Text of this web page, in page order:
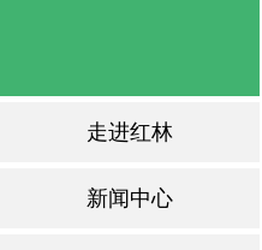
走进红林
新闻中心